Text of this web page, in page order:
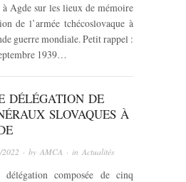
à Agde sur les lieux de mémoire
de l’armée tchécoslovaque à
guerre mondiale. Petit rappel :
1939…
DÉLÉGATION DE
SLOVAQUES À
· byAMCA · inActualités
composée de cinq